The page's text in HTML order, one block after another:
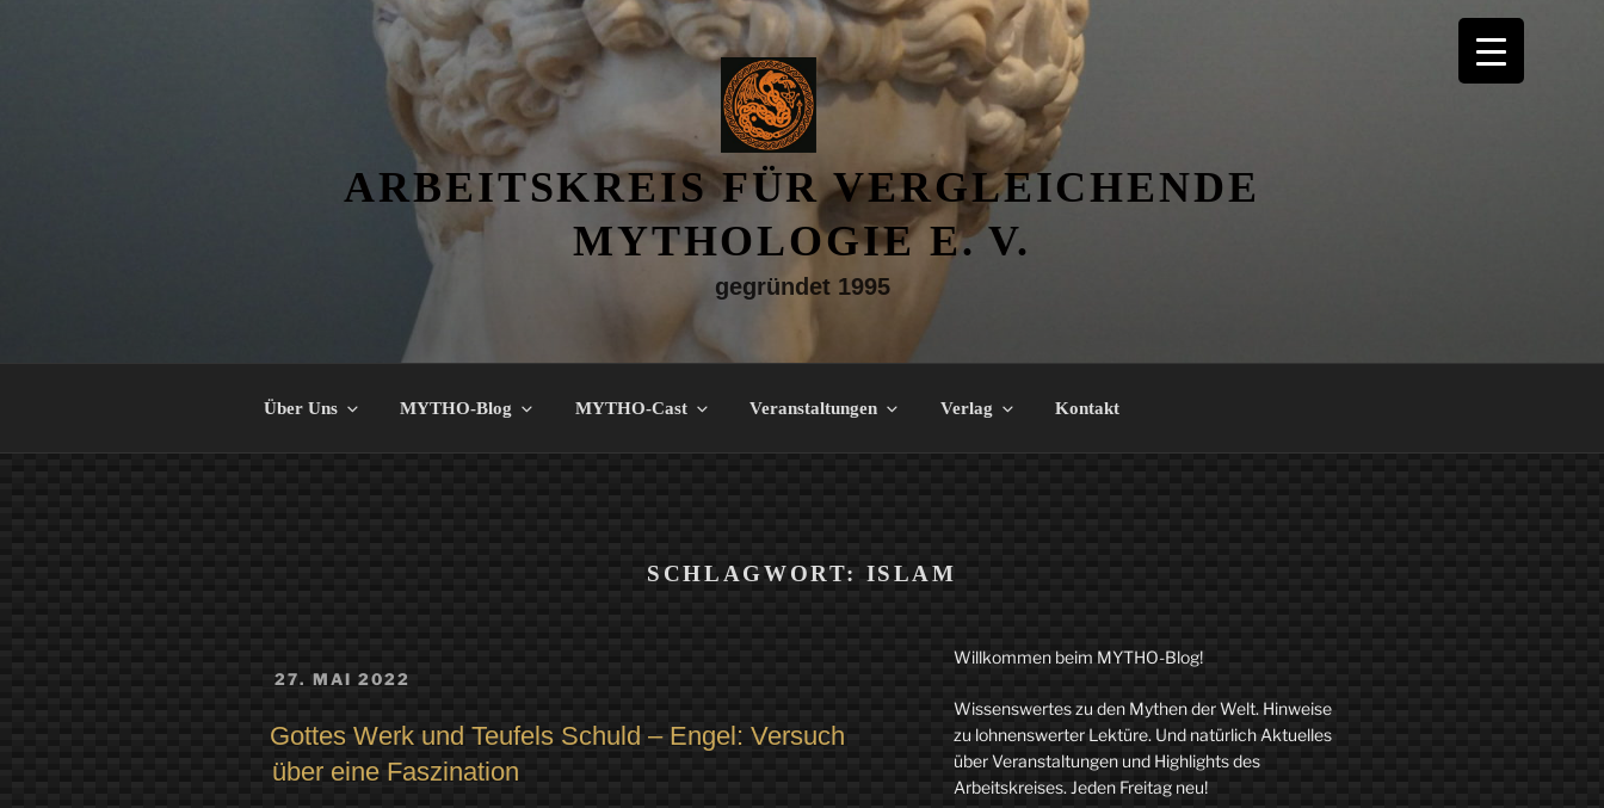
ARBEITSKREIS FÜR VERGLEICHENDE
MYTHOLOGIE E. V.
gegründet 1995
Über Uns MYTHO-Blog MYTHO-Cast Veranstaltungen Verlag Kontakt
SCHLAGWORT: ISLAM
VERÖFFENTLICHT
27. MAI 2022
Gottes Werk und Teufels Schuld – Engel: Versuch
über eine Faszination
Willkommen beim MYTHO-Blog!
Wissenswertes zu den Mythen der Welt. Hinweise
zu lohnenswerter Lektüre. Und natürlich Aktuelles
über Veranstaltungen und Highlights des
Arbeitskreises. Jeden Freitag neu!